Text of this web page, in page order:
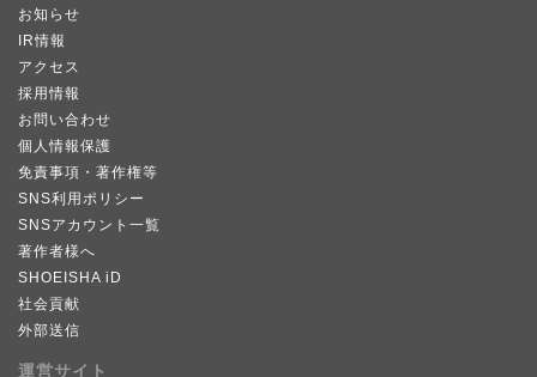
お知らせ
IR情報
アクセス
採用情報
お問い合わせ
個人情報保護
免責事項・著作権等
SNS利用ポリシー
SNSアカウント一覧
著作者様へ
SHOEISHA iD
社会貢献
外部送信
運営サイト